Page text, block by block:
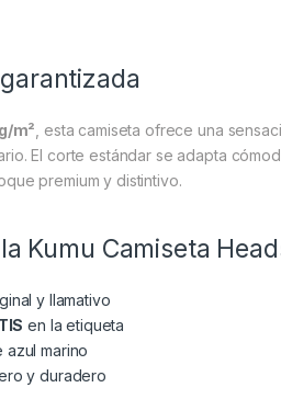
m² , esta camiseta ofrece una
El corte estándar se adapta
premium y distintivo.
Kumu Camiseta
y llamativo
en la etiqueta
marino
y duradero